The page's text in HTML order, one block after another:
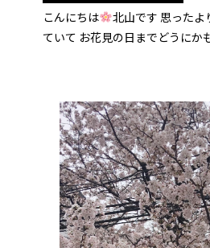
こんにちは
北山です 思ったよ
ていて お花見の日までどうにか